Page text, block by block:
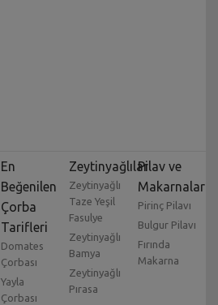
En
Beğenilen
Çorba
Tarifleri
Domates
Çorbası
Yayla
Çorbası
Zeytinyağlılar
Zeytinyağlı
Taze Yeşil
Fasulye
Zeytinyağlı
Bamya
Zeytinyağlı
Pırasa
Pilav ve
Makarnalar
Pirinç Pilavı
Bulgur Pilavı
Fırında
Makarna